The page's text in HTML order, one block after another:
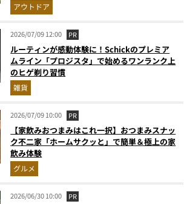
アウトドア
2026/07/09 12:00 PR
ルーティンが感動体験に！Schickのプレミア
ムライン「プロジスタ」で始めるワンランク上
のヒゲ剃り習慣
雑貨
2026/07/09 10:00 PR
【家飲みおつまみはこれ一択】おつまみスナッ
ク不二家「ホームサクッと」で簡単＆極上の家
飲み体験
グルメ
2026/06/30 10:00 PR